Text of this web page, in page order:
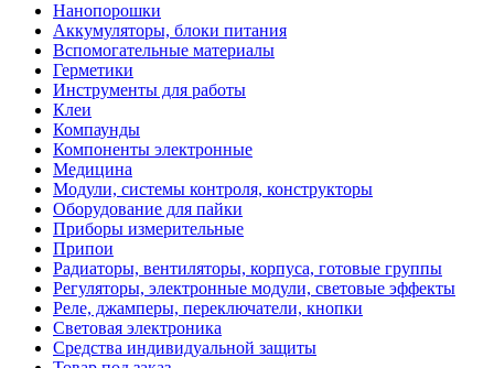
Нанопорошки
Аккумуляторы, блоки питания
Вспомогательные материалы
Герметики
Инструменты для работы
Клеи
Компаунды
Компоненты электронные
Медицина
Модули, системы контроля, конструкторы
Оборудование для пайки
Приборы измерительные
Припои
Радиаторы, вентиляторы, корпуса, готовые группы
Регуляторы, электронные модули, световые эффекты
Реле, джамперы, переключатели, кнопки
Световая электроника
Средства индивидуальной защиты